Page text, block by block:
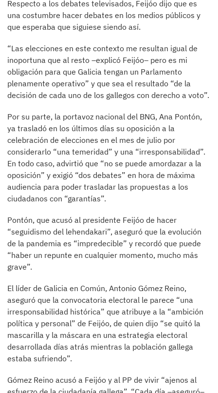
Respecto a los debates televisados, Feijóo dijo que es
una costumbre hacer debates en los medios públicos y
que esperaba que siguiese siendo así.
“Las elecciones en este contexto me resultan igual de
inoportuna que al resto ­–explicó Feijóo– pero es mi
obligación para que Galicia tengan un Parlamento
plenamente operativo” y que sea el resultado “de la
decisión de cada uno de los gallegos con derecho a voto”.
Por su parte, la portavoz nacional del BNG, Ana Pontón,
ya trasladó en los últimos días su oposición a la
celebración de elecciones en el mes de julio por
considerarlo “una temeridad” y una “irresponsabilidad”.
En todo caso, advirtió que “no se puede amordazar a la
oposición” y exigió “dos debates” en hora de máxima
audiencia para poder trasladar las propuestas a los
ciudadanos con “garantías”.
Pontón, que acusó al presidente Feijóo de hacer
“seguidismo del lehendakari”, aseguró que la evolución
de la pandemia es “impredecible” y recordó que puede
“haber un repunte en cualquier momento, mucho más
grave”.
El líder de Galicia en Común, Antonio Gómez Reino,
aseguró que la convocatoria electoral le parece “una
irresponsabilidad histórica” que atribuye a la “ambición
política y personal” de Feijóo, de quien dijo “se quitó la
mascarilla y la máscara en una estrategia electoral
desarrollada días atrás mientras la población gallega
estaba sufriendo”.
Gómez Reino acusó a Feijóo y al PP de vivir “ajenos al